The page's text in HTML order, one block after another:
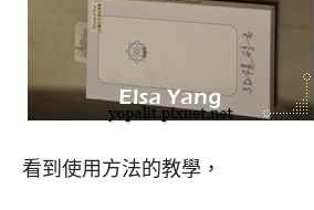
看到使用方法的教學，